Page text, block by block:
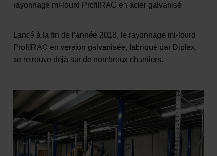
rayonnage mi-lourd ProfilRAC en acier galvanisé
Lancé à la fin de l’année 2018, le rayonnage mi-lourd
ProfilRAC en version galvanisée, fabriqué par Diplex,
se retrouve déjà sur de nombreux chantiers.